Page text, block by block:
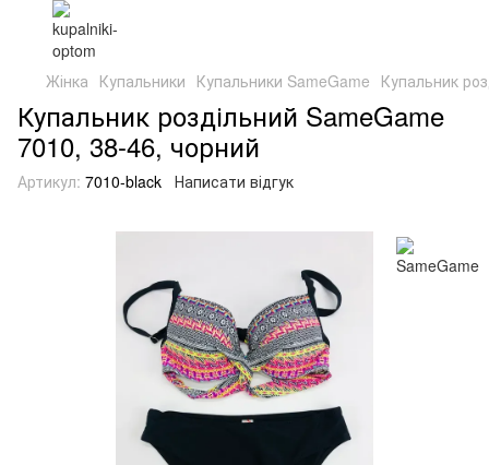
Жінка Купальники Купальники SameGame Купальник
Купальник роздільний SameGame
7010, 38-46, чорний
Артикул: 7010-black Написати відгук